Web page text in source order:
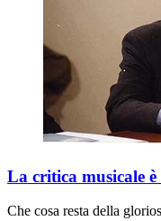
La critica musicale
Che cosa resta della